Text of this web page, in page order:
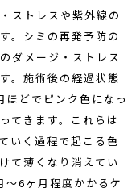
ストレスや紫外線の
。シミの再発予防の
ダメージ・ストレス
。施術後の経過状態
ほどでピンク色になっ
てきます。これらは
いく過程で起こる色
て薄くなり消えてい
～6ヶ月程度かかるケ